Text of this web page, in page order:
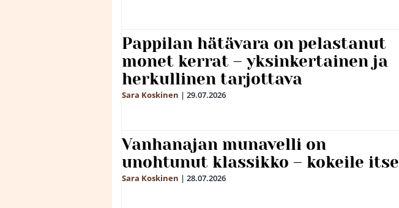
Pappilan hätävara on pelastanut
monet kerrat – yksinkertainen ja
herkullinen tarjottava
Sara Koskinen | 29.07.2026
Vanhanajan munavelli on
unohtunut klassikko – kokeile itse
Sara Koskinen | 28.07.2026